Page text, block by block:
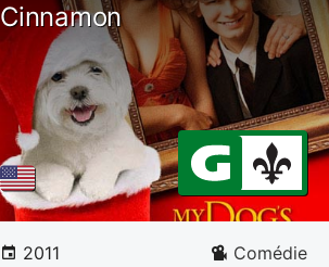
Cinnamon
2011 Comédie